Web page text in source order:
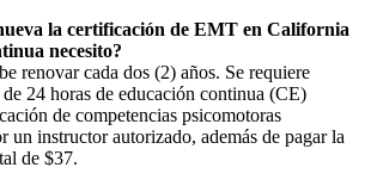
la certificación de EMT en California
necesito?
renovar cada dos (2) años. Se requiere
24 horas de educación continua (CE)
de competencias psicomotoras
un instructor autorizado, además de pagar la
de $37.